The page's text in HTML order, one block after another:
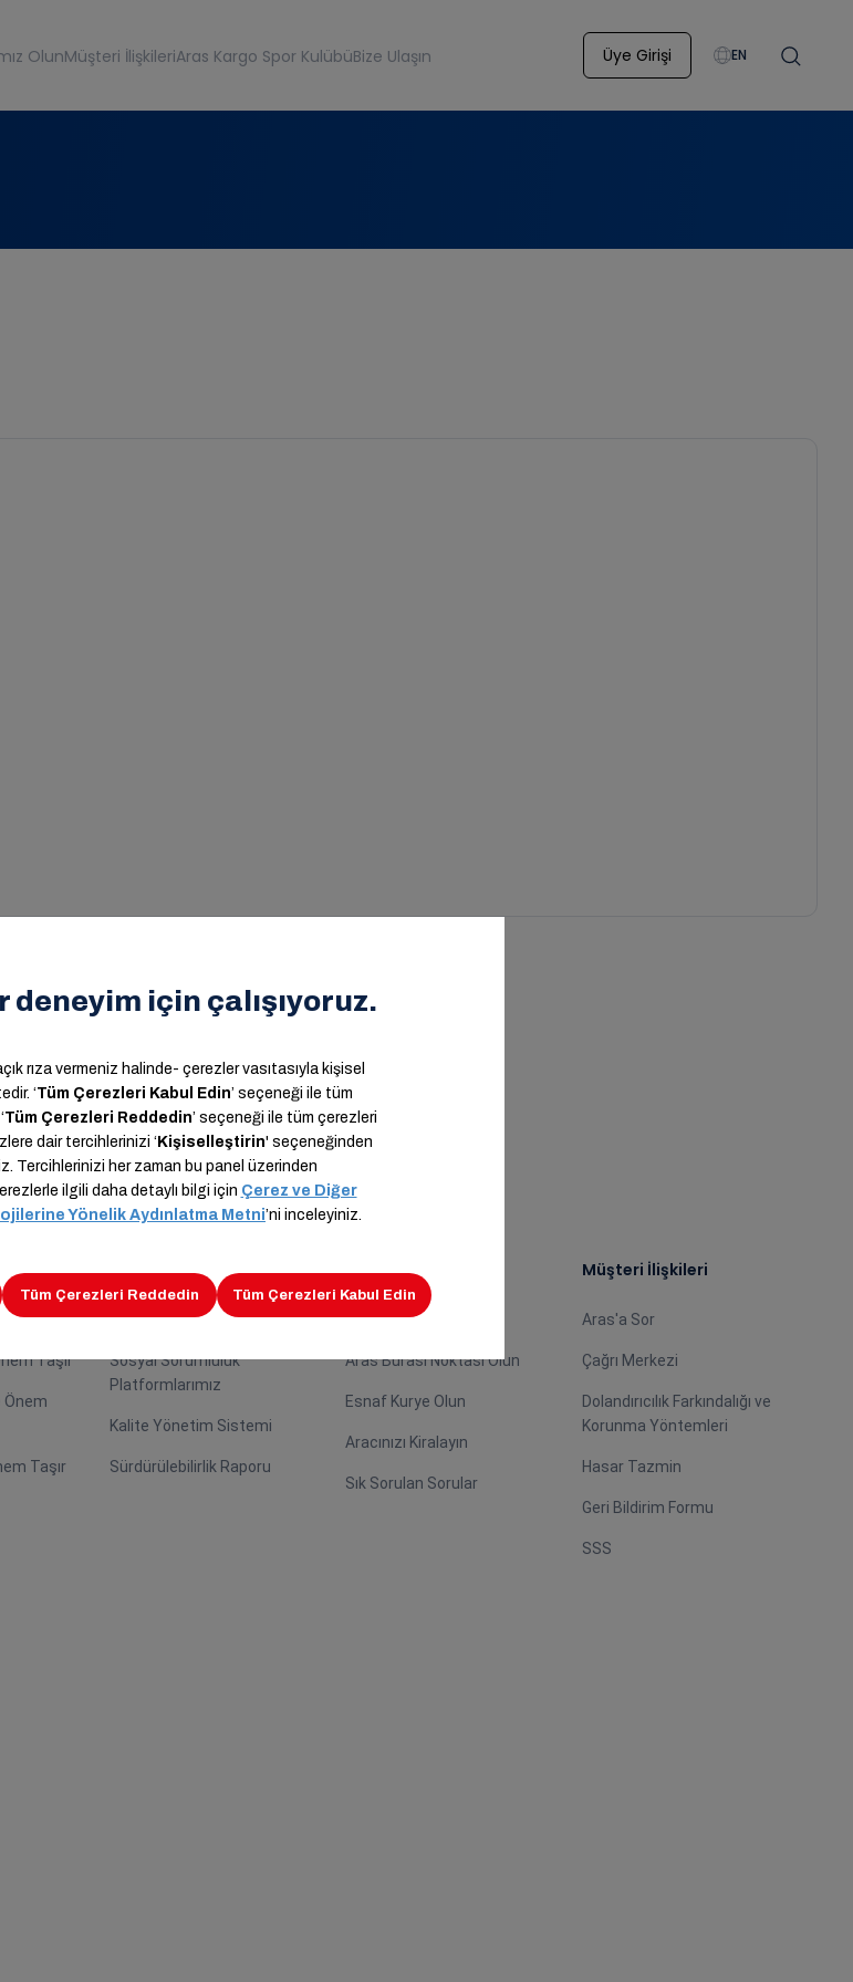
OlunMüşteri İlişkileriAras Kargo Spor KulübüBize Ulaşın Üye Girişi EN
Taşır
Taşır
Önem
Taşır
Sürdürülebilirlik
Sürdürülebilirlik Rotası
Sosyal Sorumluluk
Platformlarımız
Kalite Yönetim Sistemi
Sürdürülebilirlik Raporu
İş Ortağımız Olun
Acentemiz Olun
Aras Burası Noktası Olun
Esnaf Kurye Olun
Aracınızı Kiralayın
Sık Sorulan Sorular
Müşteri İlişkileri
Aras'a Sor
Çağrı Merkezi
Dolandırıcılık Farkındalığı ve
Korunma Yöntemleri
Hasar Tazmin
Geri Bildirim Formu
SSS